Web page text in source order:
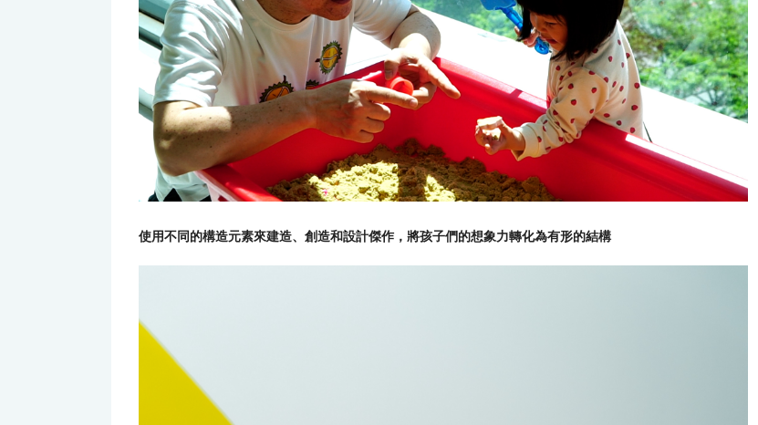
使用不同的構造元素來建造、創造和設計傑作，將孩子們的想象力轉化為有形的結構